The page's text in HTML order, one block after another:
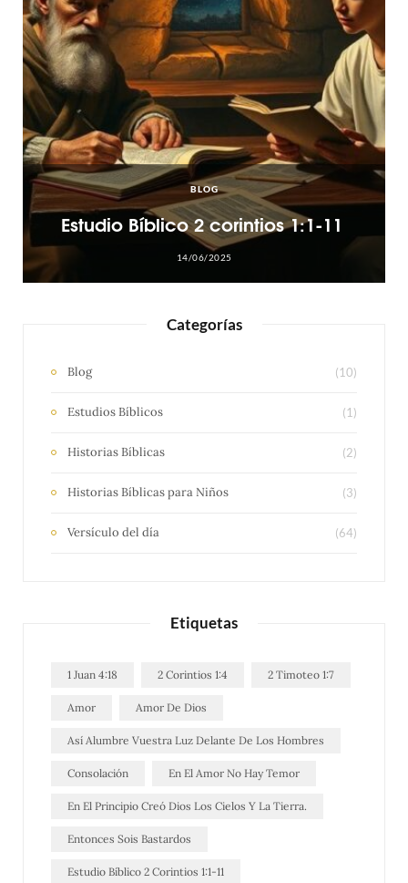
BLOG
Estudio Bíblico 2 corintios 1:1-11
14/06/2025
Categorías
Blog (10)
Estudios Bíblicos (1)
Historias Bíblicas (2)
Historias Bíblicas para Niños (3)
Versículo del día (64)
Etiquetas
1 Juan 4:18 2 Corintios 1:4 2 Timoteo 1:7
Amor Amor De Dios
Así Alumbre Vuestra Luz Delante De Los Hombres
Consolación En El Amor No Hay Temor
En El Principio Creó Dios Los Cielos Y La Tierra.
Entonces Sois Bastardos
Estudio Bíblico 2 Corintios 1:1-11